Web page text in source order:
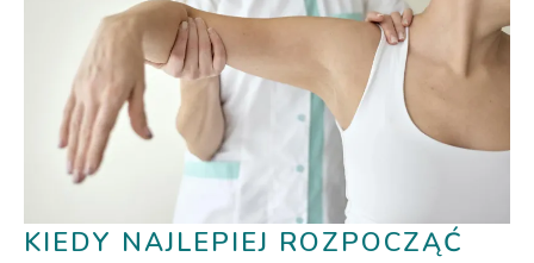
KIEDY NAJLEPIEJ ROZPOCZĄĆ